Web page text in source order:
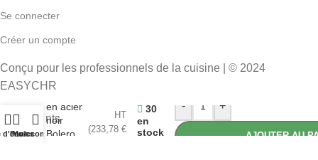
Se connecter
Créer un compte
Conçu pour les professionnels de la cuisine | © 2024
EASYCHR
d'envies
Panier
Mon compte
Chaises
bistro
en acier
noir
Bolero
HT
(233,78 €
30
en
stock
- +
AJOUTER AU